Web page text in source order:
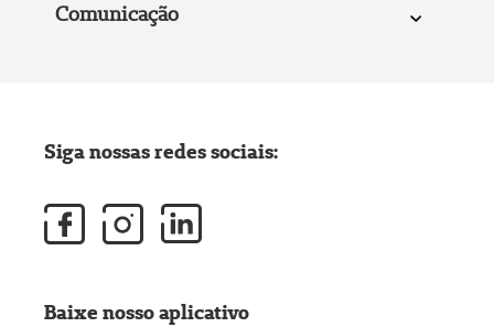
Comunicação
Siga nossas redes sociais:
Baixe nosso aplicativo